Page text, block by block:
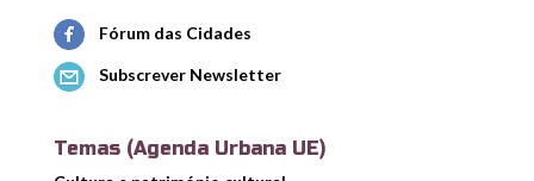
Fórum das Cidades
Subscrever Newsletter
Temas (Agenda Urbana UE)